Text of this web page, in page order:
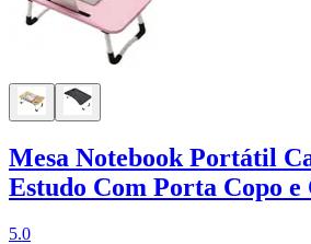
Mesa Notebook Portátil
Estudo Com Porta Copo
5.0